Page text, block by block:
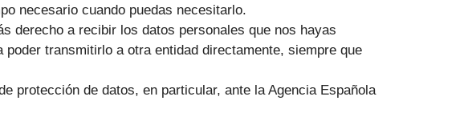
necesario cuando puedas necesitarlo.
derecho a recibir los datos personales que nos hayas
transmitirlo a otra entidad directamente, siempre que
protección de datos, en particular, ante la Agencia Española